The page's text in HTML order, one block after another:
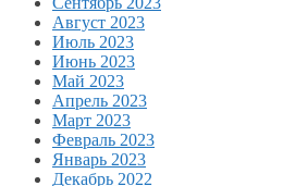
Август 2023
Июль 2023
Июнь 2023
Май 2023
Апрель 2023
Март 2023
Февраль 2023
Январь 2023
Декабрь 2022